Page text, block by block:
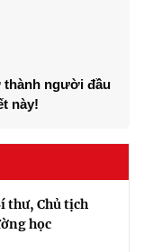
thành người đầu
này!
thư, Chủ tịch
học